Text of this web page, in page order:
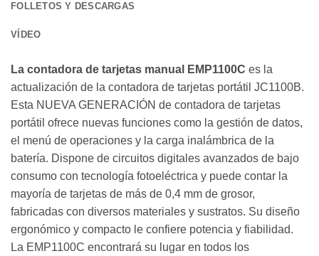
FOLLETOS Y DESCARGAS
VÍDEO
La contadora de tarjetas manual EMP1100C es la
actualización de la contadora de tarjetas portátil JC1100B.
Esta NUEVA GENERACIÓN de contadora de tarjetas
portátil ofrece nuevas funciones como la gestión de datos,
el menú de operaciones y la carga inalámbrica de la
batería. Dispone de circuitos digitales avanzados de bajo
consumo con tecnología fotoeléctrica y puede contar la
mayoría de tarjetas de más de 0,4 mm de grosor,
fabricadas con diversos materiales y sustratos. Su diseño
ergonómico y compacto le confiere potencia y fiabilidad.
La EMP1100C encontrará su lugar en todos los